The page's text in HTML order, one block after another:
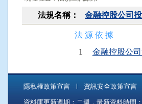
法規名稱： 金融控股公司
法 源 依 據
1
金融控股公司
隱私權政策宣言 資訊安全政策宣言
資料庫更新週期：二週，最新資料時間